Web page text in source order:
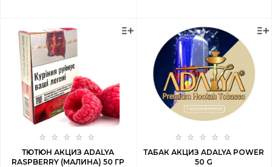
ТЮТЮН АКЦИЗ ADALYA
RASPBERRY (МАЛИНА) 50 ГР
ТАБАК АКЦИЗ ADALYA POWER
50 G